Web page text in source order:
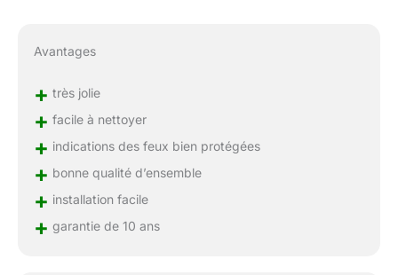
Avantages
+ très jolie
+ facile à nettoyer
+ indications des feux bien protégées
+ bonne qualité d’ensemble
+ installation facile
+ garantie de 10 ans